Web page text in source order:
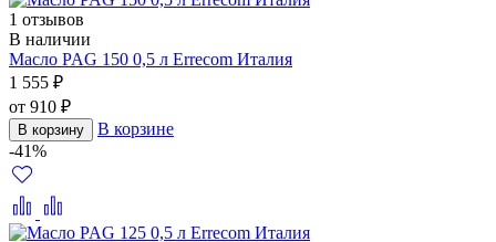
1 отзывов
В наличии
Масло PAG 150 0,5 л Errecom Италия
1 555 ₽
от 910 ₽
В корзину
В корзине
-41%